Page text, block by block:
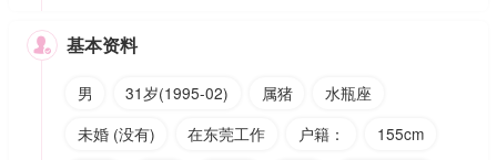
 基本资料
男 31岁(1995-02) 属猪
水瓶座
未婚 (没有)
在东莞工作 户籍：
155cm